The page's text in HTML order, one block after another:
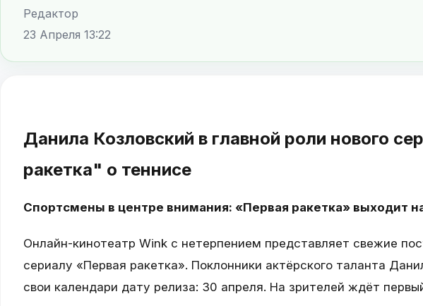
Редактор
23 Апреля 13:22
Данила Козловский в главной роли нового
ракетка" о теннисе
Спортсмены в центре внимания: «Первая ракетка» выходит
Онлайн-кинотеатр Wink с нетерпением представляет свежие
сериалу «Первая ракетка». Поклонники актёрского таланта
свои календари дату релиза: 30 апреля. На зрителей ждёт